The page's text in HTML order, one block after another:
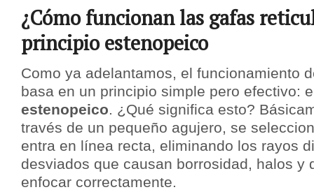
¿Cómo funcionan las gafas
principio estenopeico
Como ya adelantamos, el funcionamiento
basa en un principio simple pero efectivo:
estenopeico. ¿Qué significa esto?
través de un pequeño agujero, se
entra en línea recta, eliminando los rayos
desviados que causan borrosidad, halos y
enfocar correctamente.